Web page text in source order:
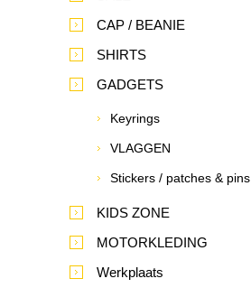
CAP / BEANIE
SHIRTS
GADGETS
Keyrings
VLAGGEN
Stickers / patches & pins
KIDS ZONE
MOTORKLEDING
Werkplaats